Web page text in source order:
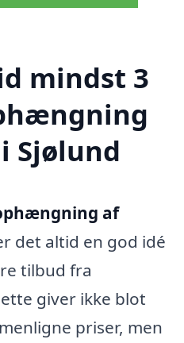
mindst 3
Sjølund
af
det altid en god idé
tilbud fra
giver ikke blot
priser, men